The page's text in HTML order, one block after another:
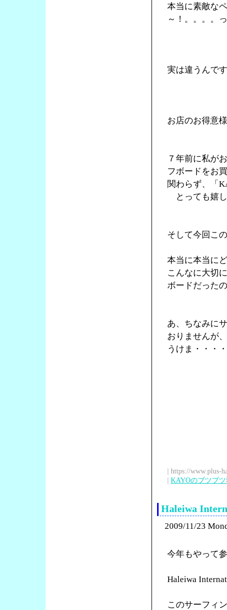
本当に素敵な
～！。。。。
実は違うんで
お店のお得意
７年前に私が
フボードをお
関わらず、「
とっても嬉
そして今回こ
本当に本当に
こんなに大切
ボードだった
あ、ちなみに
おりませんが
うけま・・・
| https://www.plus-
| KAYOのブツブ
Haleiwa
2009/11/23
今年もやって
Haleiwa
このサーフィ